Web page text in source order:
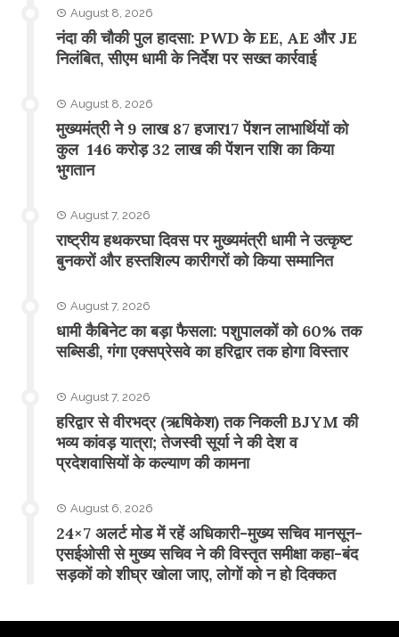
August 8, 2026
नंदा की चौकी पुल हादसा: PWD के EE, AE और JE
निलंबित, सीएम धामी के निर्देश पर सख्त कार्रवाई
August 8, 2026
मुख्यमंत्री ने 9 लाख 87 हजार17 पेंशन लाभार्थियों को
कुल 146 करोड़ 32 लाख की पेंशन राशि का किया
भुगतान
August 7, 2026
राष्ट्रीय हथकरघा दिवस पर मुख्यमंत्री धामी ने उत्कृष्ट
बुनकरों और हस्तशिल्प कारीगरों को किया सम्मानित
August 7, 2026
​धामी कैबिनेट का बड़ा फैसला: पशुपालकों को 60% तक
सब्सिडी, गंगा एक्सप्रेसवे का हरिद्वार तक होगा विस्तार
August 7, 2026
​हरिद्वार से वीरभद्र (ऋषिकेश) तक निकली BJYM की
भव्य कांवड़ यात्रा; तेजस्वी सूर्या ने की देश व
प्रदेशवासियों के कल्याण की कामना
August 6, 2026
24×7 अलर्ट मोड में रहें अधिकारी-मुख्य सचिव मानसून-
एसईओसी से मुख्य सचिव ने की विस्तृत समीक्षा कहा-बंद
सड़कों को शीघ्र खोला जाए, लोगों को न हो दिक्कत